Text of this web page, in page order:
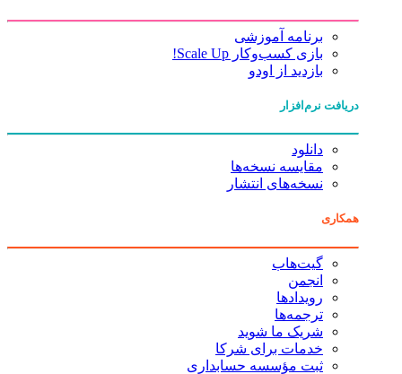
برنامه آموزشی
بازی کسب‌وکار Scale Up!
بازدید از اودو
دریافت نرم‌افزار
دانلود
مقایسه نسخه‌ها
نسخه‌های انتشار
همکاری
گیت‌هاب
انجمن
رویدادها
ترجمه‌ها
شریک ما شوید
خدمات برای شرکا
ثبت مؤسسه حسابداری